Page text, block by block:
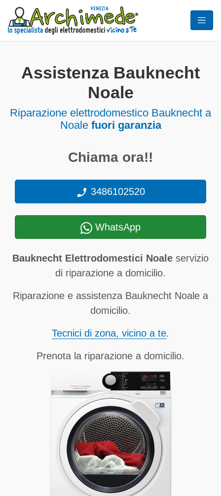
Assistenza Bauknecht
Noale
Riparazione elettrodomestico Bauknecht a
Noale fuori garanzia
Chiama ora!!
3486102520
WhatsApp
Bauknecht Elettrodomestici Noale servizio
di riparazione a domicilio.
Riparazione e assistenza Bauknecht Noale a
domicilio.
Tecnici di zona, vicino a te.
Prenota la riparazione a domicilio.